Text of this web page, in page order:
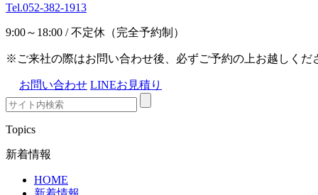
Tel.052-382-1913
9:00～18:00 / 不定休（完全予約制）
※ご来社の際はお問い合わせ後、必ずご予約の上お越しくだ
お問い合わせ LINEお見積り
Topics
新着情報
HOME